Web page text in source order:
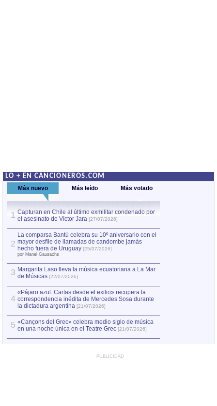
LO + EN CANCIONEROS.COM
Más nuevo Más leído Más votado
1 Capturan en Chile al último exmilitar condenado por
el asesinato de Víctor Jara [27/07/2026]
2
La comparsa Bantú celebra su 10º aniversario con el
mayor desfile de llamadas de candombe jamás
hecho fuera de Uruguay [25/07/2026]
por Manel Gausachs
3 Margarita Laso lleva la música ecuatoriana a La Mar
de Músicas [22/07/2026]
4
«Pájaro azul. Cartas desde el exilio» recupera la
correspondencia inédita de Mercedes Sosa durante
la dictadura argentina [21/07/2026]
5 «Cançons del Grec» celebra medio siglo de música
en una noche única en el Teatre Grec [21/07/2026]
PUBLICIDAD